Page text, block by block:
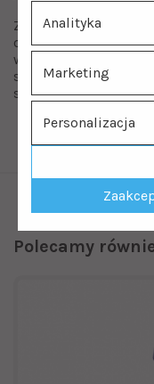
Z filtrem wody Kuna
osmotyczną możesz
wodę najwyższej
substancji, co
samopoczucia i
Polecamy
Analityka
Marketing
Personalizacja